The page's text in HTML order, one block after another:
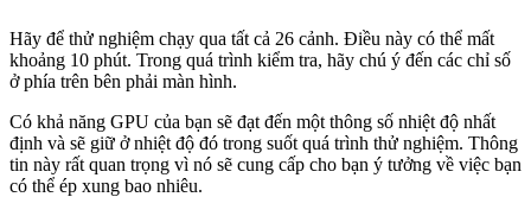
Hãy để thử nghiệm chạy qua tất cả 26 cảnh. Điều này có thể mất
khoảng 10 phút. Trong quá trình kiểm tra, hãy chú ý đến các chỉ số
ở phía trên bên phải màn hình.
Có khả năng GPU của bạn sẽ đạt đến một thông số nhiệt độ nhất
định và sẽ giữ ở nhiệt độ đó trong suốt quá trình thử nghiệm. Thông
tin này rất quan trọng vì nó sẽ cung cấp cho bạn ý tưởng về việc bạn
có thể ép xung bao nhiêu.